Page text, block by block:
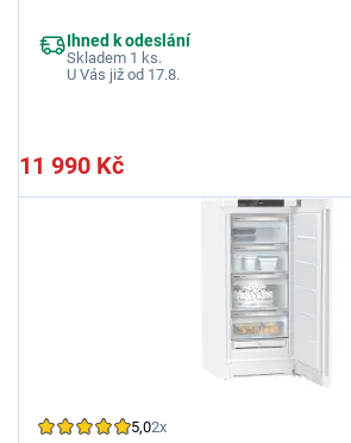
Ihned k odeslání
Skladem 1 ks.
U Vás již od 17.8.
11 990 Kč
5,02x